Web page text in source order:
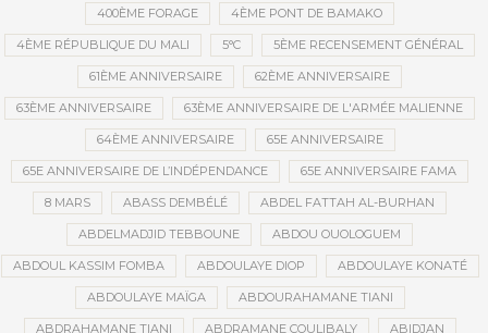
400ÈME FORAGE 4ÈME PONT DE BAMAKO
4ÈME RÉPUBLIQUE DU MALI 5°C 5ÈME RECENSEMENT GÉNÉRAL
61ÈME ANNIVERSAIRE 62ÈME ANNIVERSAIRE
63ÈME ANNIVERSAIRE 63ÈME ANNIVERSAIRE DE L'ARMÉE MALIENNE
64ÈME ANNIVERSAIRE 65E ANNIVERSAIRE
65E ANNIVERSAIRE DE L’INDÉPENDANCE 65E ANNIVERSAIRE FAMA
8 MARS ABASS DEMBÉLÉ ABDEL FATTAH AL-BURHAN
ABDELMADJID TEBBOUNE ABDOU OUOLOGUEM
ABDOUL KASSIM FOMBA ABDOULAYE DIOP ABDOULAYE KONATÉ
ABDOULAYE MAÏGA ABDOURAHAMANE TIANI
ABDRAHAMANE TIANI ABDRAMANE COULIBALY ABIDJAN